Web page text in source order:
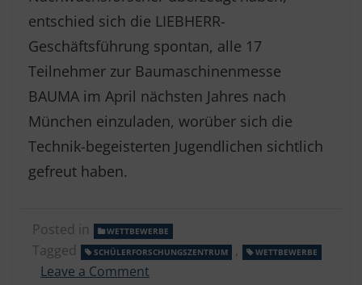
entschied sich die LIEBHERR-
Geschäftsführung spontan, alle 17
Teilnehmer zur Baumaschinenmesse
BAUMA im April nächsten Jahres nach
München einzuladen, worüber sich die
Technik-begeisterten Jugendlichen sichtlich
gefreut haben.
Posted in WETTBEWERBE
Tagged SCHÜLERFORSCHUNGSZENTRUM , WETTBEWERBE
Leave a Comment